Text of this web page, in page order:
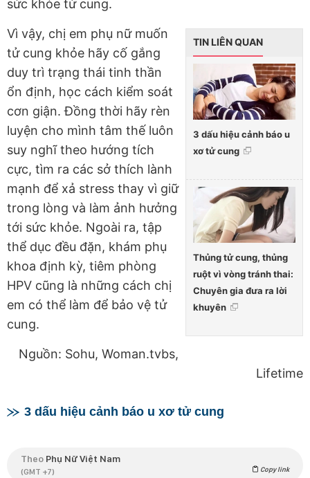
sức khỏe tử cung.
TIN LIÊN QUAN
3 dấu hiệu cảnh báo u
xơ tử cung
Thủng tử cung, thủng
ruột vì vòng tránh thai:
Chuyên gia đưa ra lời
khuyên
Vì vậy, chị em phụ nữ muốn
tử cung khỏe hãy cố gắng
duy trì trạng thái tinh thần
ổn định, học cách kiểm soát
cơn giận. Đồng thời hãy rèn
luyện cho mình tâm thế luôn
suy nghĩ theo hướng tích
cực, tìm ra các sở thích lành
mạnh để xả stress thay vì giữ
trong lòng và làm ảnh hưởng
tới sức khỏe. Ngoài ra, tập
thể dục đều đặn, khám phụ
khoa định kỳ, tiêm phòng
HPV cũng là những cách chị
em có thể làm để bảo vệ tử
cung.
Nguồn: Sohu, Woman.tvbs,
Lifetime
3 dấu hiệu cảnh báo u xơ tử cung
Theo Phụ Nữ Việt Nam
(GMT +7) Copy link